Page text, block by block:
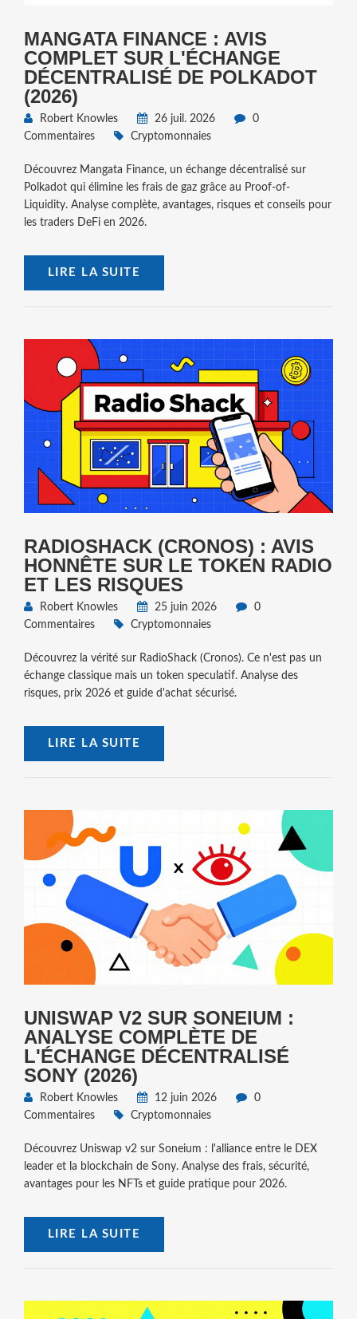
MANGATA FINANCE : AVIS
COMPLET SUR L'ÉCHANGE
DÉCENTRALISÉ DE POLKADOT
(2026)
Robert Knowles 26 juil. 2026
0
Commentaires
Cryptomonnaies
Découvrez Mangata Finance, un échange décentralisé sur
Polkadot qui élimine les frais de gaz grâce au Proof-of-
Liquidity. Analyse complète, avantages, risques et conseils pour
les traders DeFi en 2026.
LIRE LA SUITE
RADIOSHACK (CRONOS) : AVIS
HONNÊTE SUR LE TOKEN RADIO
ET LES RISQUES
Robert Knowles 25 juin 2026
0
Commentaires
Cryptomonnaies
Découvrez la vérité sur RadioShack (Cronos). Ce n'est pas un
échange classique mais un token speculatif. Analyse des
risques, prix 2026 et guide d'achat sécurisé.
LIRE LA SUITE
UNISWAP V2 SUR SONEIUM :
ANALYSE COMPLÈTE DE
L'ÉCHANGE DÉCENTRALISÉ
SONY (2026)
Robert Knowles 12 juin 2026
0
Commentaires
Cryptomonnaies
Découvrez Uniswap v2 sur Soneium : l'alliance entre le DEX
leader et la blockchain de Sony. Analyse des frais, sécurité,
avantages pour les NFTs et guide pratique pour 2026.
LIRE LA SUITE